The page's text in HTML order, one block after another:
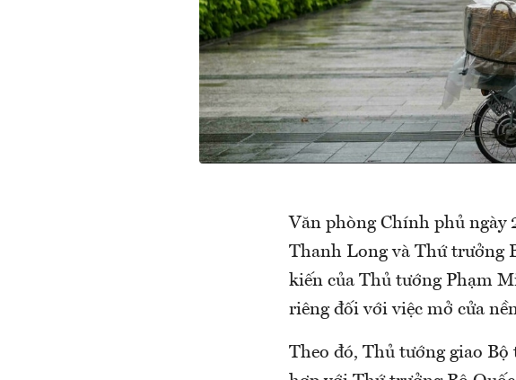
Văn phòng Chính phủ ngày
Thanh Long và Thứ trưởng
kiến của Thủ tướng Phạm
riêng đối với việc mở cửa
Theo đó, Thủ tướng giao